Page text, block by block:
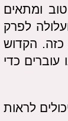
ומתאים
לפרק
כזה. הקדוש
עוברים כדי
לראות